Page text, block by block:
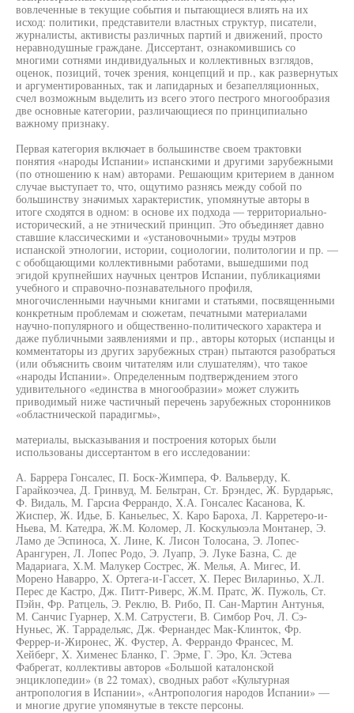
вовлеченные в текущие события и пытающиеся влиять на их
исход: политики, представители властных структур, писатели,
журналисты, активисты различных партий и движений, просто
неравнодушные граждане. Диссертант, ознакомившись со
многими сотнями индивидуальных и коллективных взглядов,
оценок, позиций, точек зрения, концепций и пр., как развернутых
и аргументированных, так и лапидарных и безапелляционных,
счел возможным выделить из всего этого пестрого многообразия
две основные категории, различающиеся по принципиально
важному признаку.
Первая категория включает в большинстве своем трактовки
понятия «народы Испании» испанскими и другими зарубежными
(по отношению к нам) авторами. Решающим критерием в данном
случае выступает то, что, ощутимо разнясь между собой по
большинству значимых характеристик, упомянутые авторы в
итоге сходятся в одном: в основе их подхода — территориально-
исторический, а не этнический принцип. Это объединяет давно
ставшие классическими и «установочными» труды мэтров
испанской этнологии, истории, социологии, политологии и пр. —
с обобщающими коллективными работами, вышедшими под
эгидой крупнейших научных центров Испании, публикациями
учебного и справочно-познавательного профиля,
многочисленными научными книгами и статьями, посвященными
конкретным проблемам и сюжетам, печатными материалами
научно-популярного и общественно-политического характера и
даже публичными заявлениями и пр., авторы которых (испанцы и
комментаторы из других зарубежных стран) пытаются разобраться
(или объяснить своим читателям или слушателям), что такое
«народы Испании». Определенным подтверждением этого
удивительного «единства в многообразии» может служить
приводимый ниже частичный перечень зарубежных сторонников
«областнической парадигмы»,
материалы, высказывания и построения которых были
использованы диссертантом в его исследовании:
А. Баррера Гонсалес, П. Боск-Жимпера, Ф. Вальверду, К.
Гарайкоэчеа, Д. Гринвуд, М. Бельтран, Ст. Брэндес, Ж. Бурдарьяс,
Ф. Видаль, М. Гарсиа Феррандо, Х.А. Гонсалес Касанова, К.
Жиспер, Ж. Идье, Б. Каньельес, X. Каро Бароха, Л. Карретеро-и-
Ньева, М. Катедра, Ж.М. Коломер, Л. Коскульюэла Монтанер, Э.
Ламо де Эспиноса, X. Лине, К. Лисон Толосана, Э. Лопес-
Арангурен, Л. Лопес Родо, Э. Луапр, Э. Луке Базна, С. де
Мадариага, Х.М. Малукер Сострес, Ж. Мелья, А. Мигес, И.
Морено Наварро, X. Ортега-и-Гассет, X. Перес Вилариньо, Х.Л.
Перес де Кастро, Дж. Питт-Риверс, Ж.М. Пратс, Ж. Пужоль, Ст.
Пэйн, Фр. Ратцель, Э. Реклю, В. Рибо, П. Сан-Мартин Антунья,
М. Санчис Гуарнер, Х.М. Сатрустеги, В. Симбор Роч, Л. Сэ-
Нуньес, Ж. Таррадельяс, Дж. Фернандес Мак-Клинток, Фр.
Феррер-и-Жиронес, Ж. Фустер, А. Феррандо Франсес, М.
Хейберг, X. Хименес Бланко, Г. Эрме, Г. Эро, Кл. Эстева
Фабрегат, коллективы авторов «Большой каталонской
энциклопедии» (в 22 томах), сводных работ «Культурная
антропология в Испании», «Антропология народов Испании» —
и многие другие упомянутые в тексте персоны.